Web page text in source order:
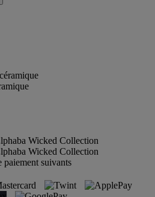
paiement suivants